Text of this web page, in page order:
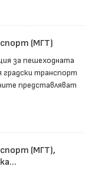
(МГТ)
за пешеходната
транспорт
представляват
(МГТ),